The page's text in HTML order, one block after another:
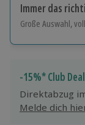
Immer das
Große Auswahl,
Jeder
Maximale
10 Jahre gültig
-15%* Club
Direktabzug
Melde dich